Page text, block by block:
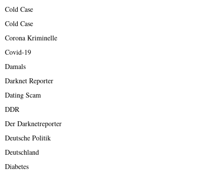
Cold Case
Cold Case
Corona Kriminelle
Covid-19
Damals
Darknet Reporter
Dating Scam
DDR
Der Darknetreporter
Deutsche Politik
Deutschland
Diabetes